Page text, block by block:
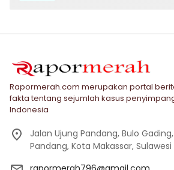
Rapormerah.com merupakan portal
fakta tentang sejumlah kasus
Indonesia
Jalan Ujung Pandang, Bulo
Pandang, Kota Makassar,